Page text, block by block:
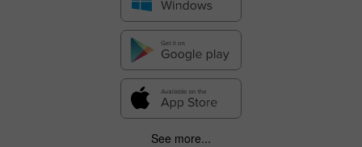
See more...